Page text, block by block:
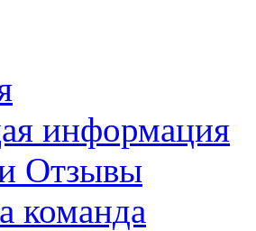
информация
Отзывы
команда